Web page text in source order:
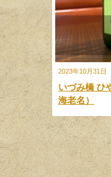
2023年10月31日
いづみ橋 ひ
海老名）